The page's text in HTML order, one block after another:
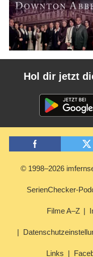
Hol dir jetzt
© 1998–2026
SerienChecker-
Filme A–Z
Links